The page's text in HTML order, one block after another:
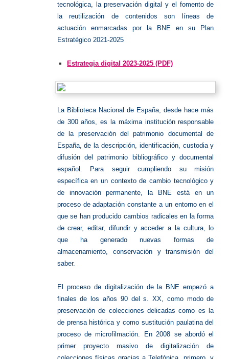
tecnológica, la preservación digital y el fomento de
la reutilización de contenidos son líneas de
actuación enmarcadas por la BNE en su Plan
Estratégico 2021-2025
Estrategia digital 2023-2025 (PDF)
La Biblioteca Nacional de España, desde hace más
de 300 años, es la máxima institución responsable
de la preservación del patrimonio documental de
España, de la descripción, identificación, custodia y
difusión del patrimonio bibliográfico y documental
español. Para seguir cumpliendo su misión
específica en un contexto de cambio tecnológico y
de innovación permanente, la BNE está en un
proceso de adaptación constante a un entorno en el
que se han producido cambios radicales en la forma
de crear, editar, difundir y acceder a la cultura, lo
que ha generado nuevas formas de
almacenamiento, conservación y transmisión del
saber.
El proceso de digitalización de la BNE empezó a
finales de los años 90 del s. XX, como modo de
preservación de colecciones delicadas como es la
de prensa histórica y como sustitución paulatina del
proceso de microfilmación. En 2008 se abordó el
primer proyecto masivo de digitalización de